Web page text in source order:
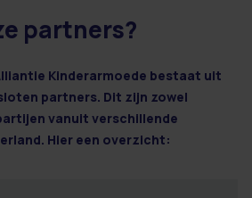
partners?
Kinderarmoede bestaat uit
partners. Dit zijn zowel
vanuit verschillende
Hier een overzicht: